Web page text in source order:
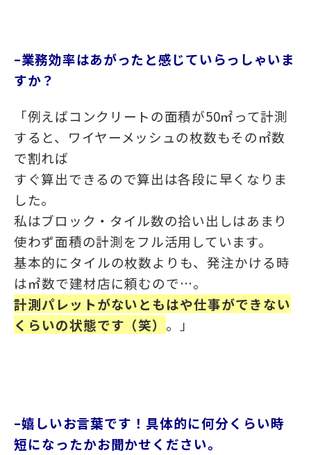
–業務効率はあがったと感じていらっしゃいま
すか？
「例えばコンクリートの面積が50㎡って計測
すると、ワイヤーメッシュの枚数もその㎡数
で割れば
すぐ算出できるので算出は各段に早くなりま
した。
私はブロック・タイル数の拾い出しはあまり
使わず面積の計測をフル活用しています。
基本的にタイルの枚数よりも、発注かける時
は㎡数で建材店に頼むので…。
計測パレットがないともはや仕事ができない
くらいの状態です（笑） 。 」
–嬉しいお言葉です！具体的に何分くらい時
短になったかお聞かせください。